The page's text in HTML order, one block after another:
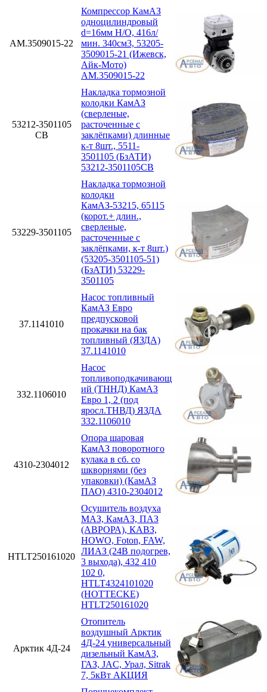
АМ.3509015-22
Компрессор КамАЗ
одноцилиндровый
d=16мм Н/О, 416л/
мин. 340см3, 53205-
3509015-21 (Ижевск,
Айк-Мото)
АМ.3509015-22
53212-3501105
СВ
Накладка тормозной
колодки КамАЗ
(сверленые,
расточенные с
заклёпками) длинные
к-т 8шт., 5511-
3501105 (БзАТИ)
53212-3501105СВ
53229-3501105
Накладка тормозной
колодки
КамАЗ-53215, 65115
(корот.+ длин.,
сверленые,
расточенные с
заклёпками, к-т 8шт.)
(53205-3501105-51)
(БзАТИ) 53229-
3501105
37.1141010
Насос топливный
КамАЗ Евро
предпусковой
прокачки на бак
топливный (ЯЗДА)
37.1141010
332.1106010
Насос
топливоподкачивающ
ий (ТННД) КамАЗ
Евро 1, 2 (под
яросл.ТНВД) ЯЗДА
332.1106010
4310-2304012
Опора шаровая
КамАЗ поворотного
кулака в сб. со
шкворнями (без
упаковки) (КамАЗ
ПАО) 4310-2304012
HTLT250161020
Осушитель воздуха
МАЗ, КамАЗ, ПАЗ
(АВРОРА), КАВЗ,
HOWO, Foton, FAW,
ЛИАЗ (24В подогрев,
3 выхода), 432 410
102 0,
HTLT4324101020
(HOTTECKE)
HTLT250161020
Арктик 4Д-24
Отопитель
воздушный Арктик
4Д-24 универсальный
дизельный КамАЗ,
ГАЗ, JAC, Урал, Sitrak
7, 5кВт АКЦИЯ